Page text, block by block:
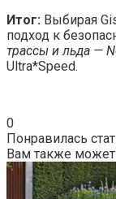
Итог: Выбирая
подход к
трассы и льда —
Ultra*Speed.
0
Понравилась
Вам также может